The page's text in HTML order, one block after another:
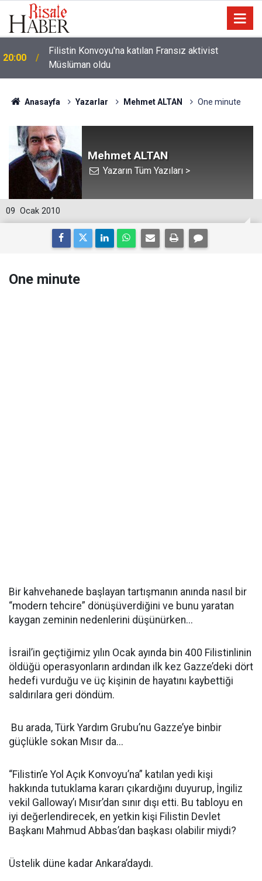
20:00
Filistin Konvoyu'na katılan Fransız aktivist
Müslüman oldu
Anasayfa Yazarlar Mehmet ALTAN One minute
Mehmet ALTAN
Yazarın Tüm Yazıları >
09 Ocak 2010
One minute
Bir kahvehanede başlayan tartışmanın anında nasıl bir
“modern tehcire” dönüşüverdiğini ve bunu yaratan
kaygan zeminin nedenlerini düşünürken...
İsrail’in geçtiğimiz yılın Ocak ayında bin 400 Filistinlinin
öldüğü operasyonların ardından ilk kez Gazze’deki dört
hedefi vurduğu ve üç kişinin de hayatını kaybettiği
saldırılara geri döndüm.
Bu arada, Türk Yardım Grubu’nu Gazze’ye binbir
güçlükle sokan Mısır da...
“Filistin’e Yol Açık Konvoyu’na” katılan yedi kişi
hakkında tutuklama kararı çıkardığını duyurup, İngiliz
vekil Galloway’ı Mısır’dan sınır dışı etti. Bu tabloyu en
iyi değerlendirecek, en yetkin kişi Filistin Devlet
Başkanı Mahmud Abbas’dan başkası olabilir miydi?
Üstelik düne kadar Ankara’daydı.